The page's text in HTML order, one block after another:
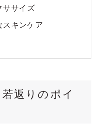
ササイズ
スキンケア
返りのポイ